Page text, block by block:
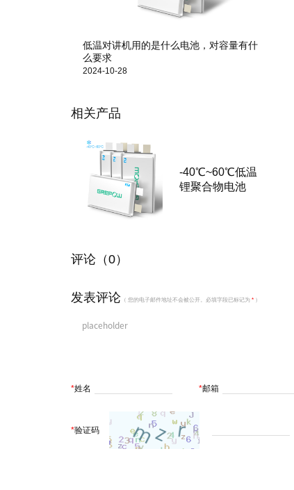
低温对讲机用的是什么电池，对容量有什
么要求
2024-10-28
相关产品
-40℃~60℃低温
锂聚合物电池
评论（0）
发表评论 （ 您的电子邮件地址不会被公开。必填字段已标记为 *）
*姓名 *邮箱
*验证码